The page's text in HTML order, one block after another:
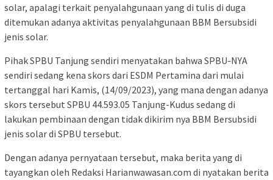
solar, apalagi terkait penyalahgunaan yang di tulis di duga
ditemukan adanya aktivitas penyalahgunaan BBM Bersubsidi
jenis solar.
Pihak SPBU Tanjung sendiri menyatakan bahwa SPBU-NYA
sendiri sedang kena skors dari ESDM Pertamina dari mulai
tertanggal hari Kamis, (14/09/2023), yang mana dengan adanya
skors tersebut SPBU 44.593.05 Tanjung-Kudus sedang di
lakukan pembinaan dengan tidak dikirim nya BBM Bersubsidi
jenis solar di SPBU tersebut.
Dengan adanya pernyataan tersebut, maka berita yang di
tayangkan oleh Redaksi Harianwawasan.com di nyatakan berita